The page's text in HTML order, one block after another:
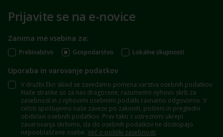
Prijavite se na e-novice
Zanima me vsebina za:
Prebivalstvo Gospodarstvo Lokalne skupnosti
Uporaba in varovanje podatkov
V družbi Eko sklad se zavedamo pomena varstva osebnih podatkov.
Naše stranke so za nas dragocene, razumemo njihovo skrb za
zasebnost in z njihovimi osebnimi podatki ravnamo odgovorno. V
celoti spoštujemo naše zaveze po zakoniti, pošteni in pregledni
obdelavi osebnih podatkov. Prav tako z ustreznimi ukrepi
zavarovanja skrbimo, da do osebnih podatkov ne dostopajo
nepooblaščene osebe. Več o politiki zasebnosti.